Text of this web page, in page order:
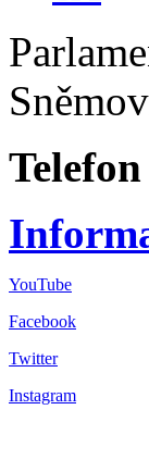
YouTube
Facebook
Twitter
Instagram